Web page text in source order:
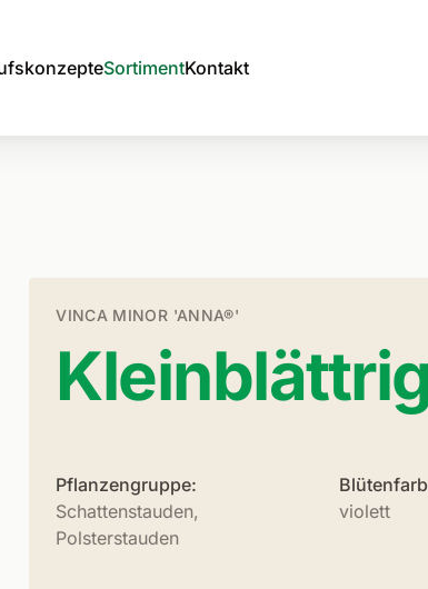
SortimentKontakt
VINCA MINOR 'ANNA®'
Pflanzengruppe:
Schattenstauden,
Polsterstauden
violett